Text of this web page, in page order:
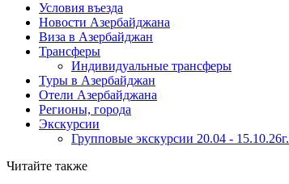
Условия въезда
Новости Азербайджана
Виза в Азербайджан
Трансферы
Индивидуальные трансферы
Туры в Азербайджан
Отели Азербайджана
Регионы, города
Экскурсии
Групповые экскурсии 20.04 - 15.10.26г.
Читайте также